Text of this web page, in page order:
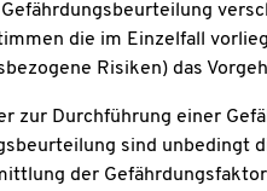
die im Einzelfall
Risiken) das
Durchführung einer
sind unbedingt
der